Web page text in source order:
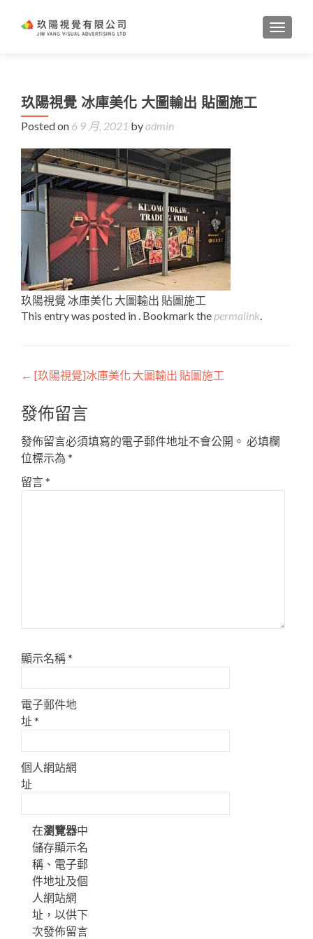
玖陽視覺 冰庫美化 大圖輸出 貼圖施工
Posted on 6 9 月, 2021 byadmin
玖陽視覺 冰庫美化 大圖輸出 貼圖施工
This entry was posted in . Bookmark the permalink.
Post
navigation
← [玖陽視覺]冰庫美化 大圖輸出 貼圖施工
發佈留言
發佈留言必須填寫的電子郵件地址不會公開。 必填欄
位標示為 *
留言*
顯示名稱*
電子郵件地
址*
個人網站網
址
在瀏覽器中
儲存顯示名
稱、電子郵
件地址及個
人網站網
址，以供下
次發佈留言